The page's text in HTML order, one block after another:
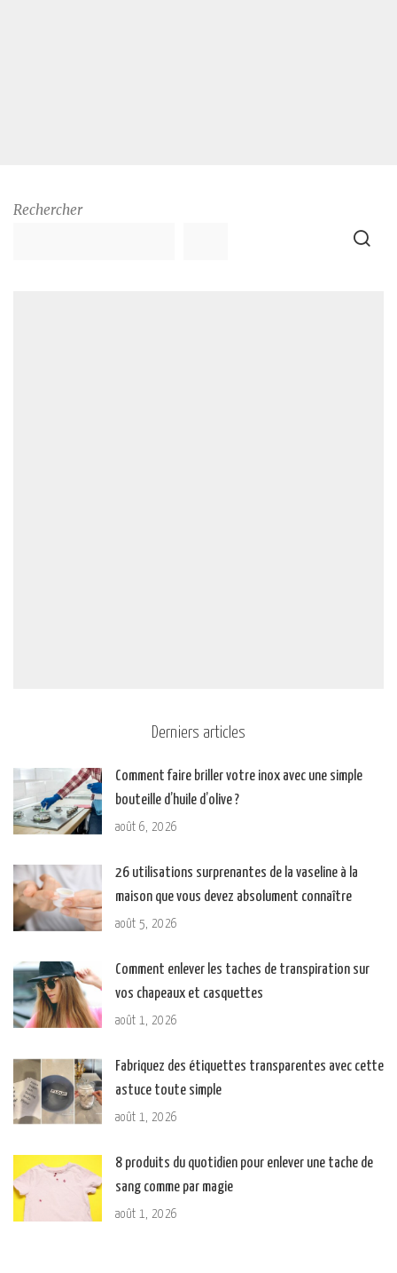
Rechercher
Derniers articles
Comment faire briller votre inox avec une simple
bouteille d’huile d’olive ?
août 6, 2026
26 utilisations surprenantes de la vaseline à la
maison que vous devez absolument connaître
août 5, 2026
Comment enlever les taches de transpiration sur
vos chapeaux et casquettes
août 1, 2026
Fabriquez des étiquettes transparentes avec cette
astuce toute simple
août 1, 2026
8 produits du quotidien pour enlever une tache de
sang comme par magie
août 1, 2026